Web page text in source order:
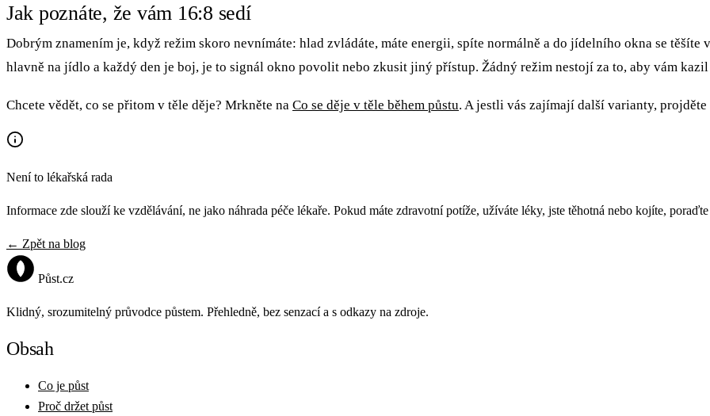
Jak poznáte, že vám 16:8 sedí
Dobrým znamením je, když režim skoro nevnímáte: hlad zvládáte, máte energii, spíte normálně a do jídelního okna se těšíte
hlavně na jídlo a každý den je boj, je to signál okno povolit nebo zkusit jiný přístup. Žádný režim nestojí za to, aby vám
Chcete vědět, co se přitom v těle děje? Mrkněte na Co se děje v těle během půstu. A jestli vás zajímají další varianty, projděte
Není to lékařská rada
Informace zde slouží ke vzdělávání, ne jako náhrada péče lékaře. Pokud máte zdravotní potíže, užíváte léky, jste těhotná nebo kojíte,
← Zpět na blog
Půst.cz
Klidný, srozumitelný průvodce půstem. Přehledně, bez senzací a s odkazy na zdroje.
Obsah
Co je půst
Proč držet půst